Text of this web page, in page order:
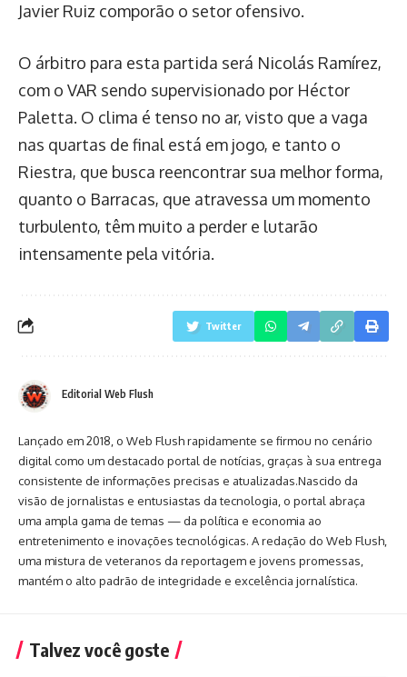
Javier Ruiz comporão o setor ofensivo.
O árbitro para esta partida será Nicolás Ramírez,
com o VAR sendo supervisionado por Héctor
Paletta. O clima é tenso no ar, visto que a vaga
nas quartas de final está em jogo, e tanto o
Riestra, que busca reencontrar sua melhor forma,
quanto o Barracas, que atravessa um momento
turbulento, têm muito a perder e lutarão
intensamente pela vitória.
Twitter
Editorial Web Flush
Lançado em 2018, o Web Flush rapidamente se firmou no cenário
digital como um destacado portal de notícias, graças à sua entrega
consistente de informações precisas e atualizadas.Nascido da
visão de jornalistas e entusiastas da tecnologia, o portal abraça
uma ampla gama de temas — da política e economia ao
entretenimento e inovações tecnológicas. A redação do Web Flush,
uma mistura de veteranos da reportagem e jovens promessas,
mantém o alto padrão de integridade e excelência jornalística.
Talvez você goste